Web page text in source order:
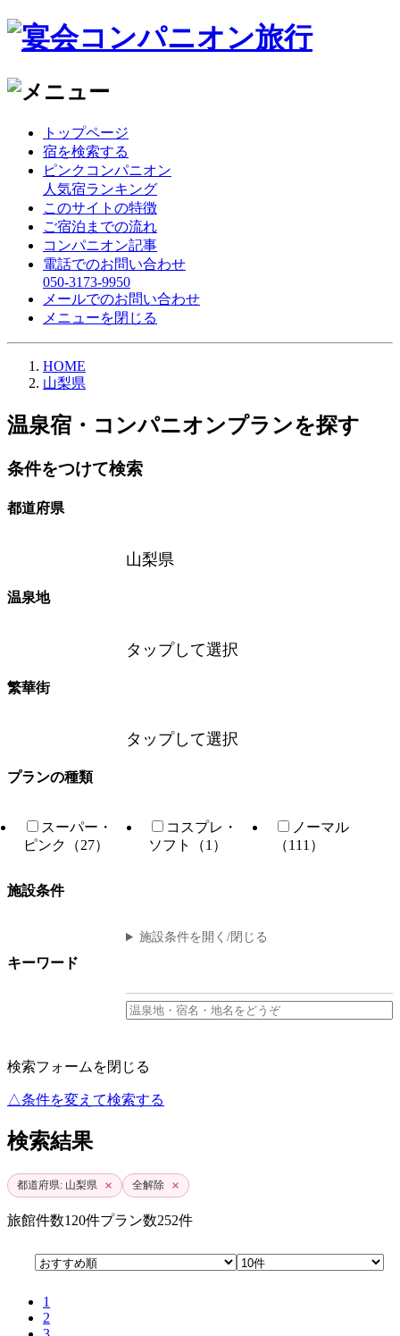
トップページ
宿を検索する
ピンクコンパニオン
人気宿ランキング
このサイトの特徴
ご宿泊までの流れ
コンパニオン記事
電話でのお問い合わせ
050-3173-9950
メールでのお問い合わせ
メニューを閉じる
HOME
山梨県
温泉宿・コンパニオンプランを探す
条件をつけて検索
都道府県
山梨県
温泉地
タップして選択
繁華街
タップして選択
プランの種類
スーパー・
ピンク（27）
コスプレ・
ソフト（1）
ノーマル
（111）
施設条件
施設条件を開く/閉じる
キーワード
検索フォームを閉じる
△条件を変えて検索する
検索結果
都道府県: 山梨県 × 全解除 ×
旅館件数120件プラン数252件
1
2